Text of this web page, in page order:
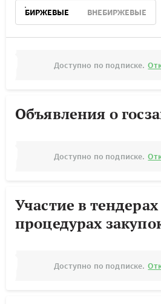
БИРЖЕВЫЕ ВНЕБИРЖЕВЫЕ
Доступно по подписке.
Объявления о
Доступно по подписке.
Участие в
процедурах
Доступно по подписке.